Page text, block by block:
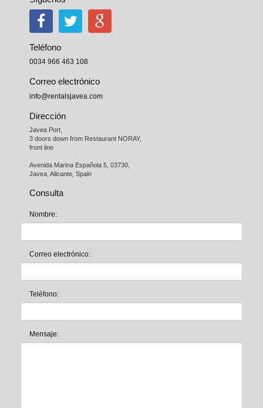
Teléfono
0034 966 463 108
Correo electrónico
info@rentalsjavea.com
Dirección
Javea Port,
3 doors down from Restaurant NORAY,
front line
Avenida Marina Española 5, 03730,
Javea, Alicante, Spain
Consulta
Nombre:
Correo electrónico:
Teléfono:
Mensaje: